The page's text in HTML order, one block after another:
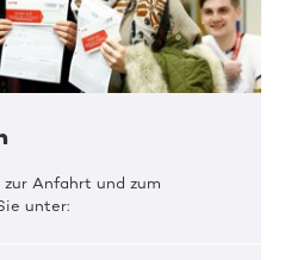
Anfahrt und zum
unter: